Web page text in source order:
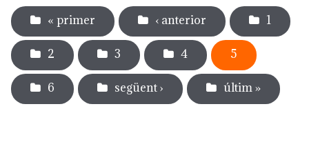
« primer ‹ anterior 1
2 3 4 5
6 següent › últim »